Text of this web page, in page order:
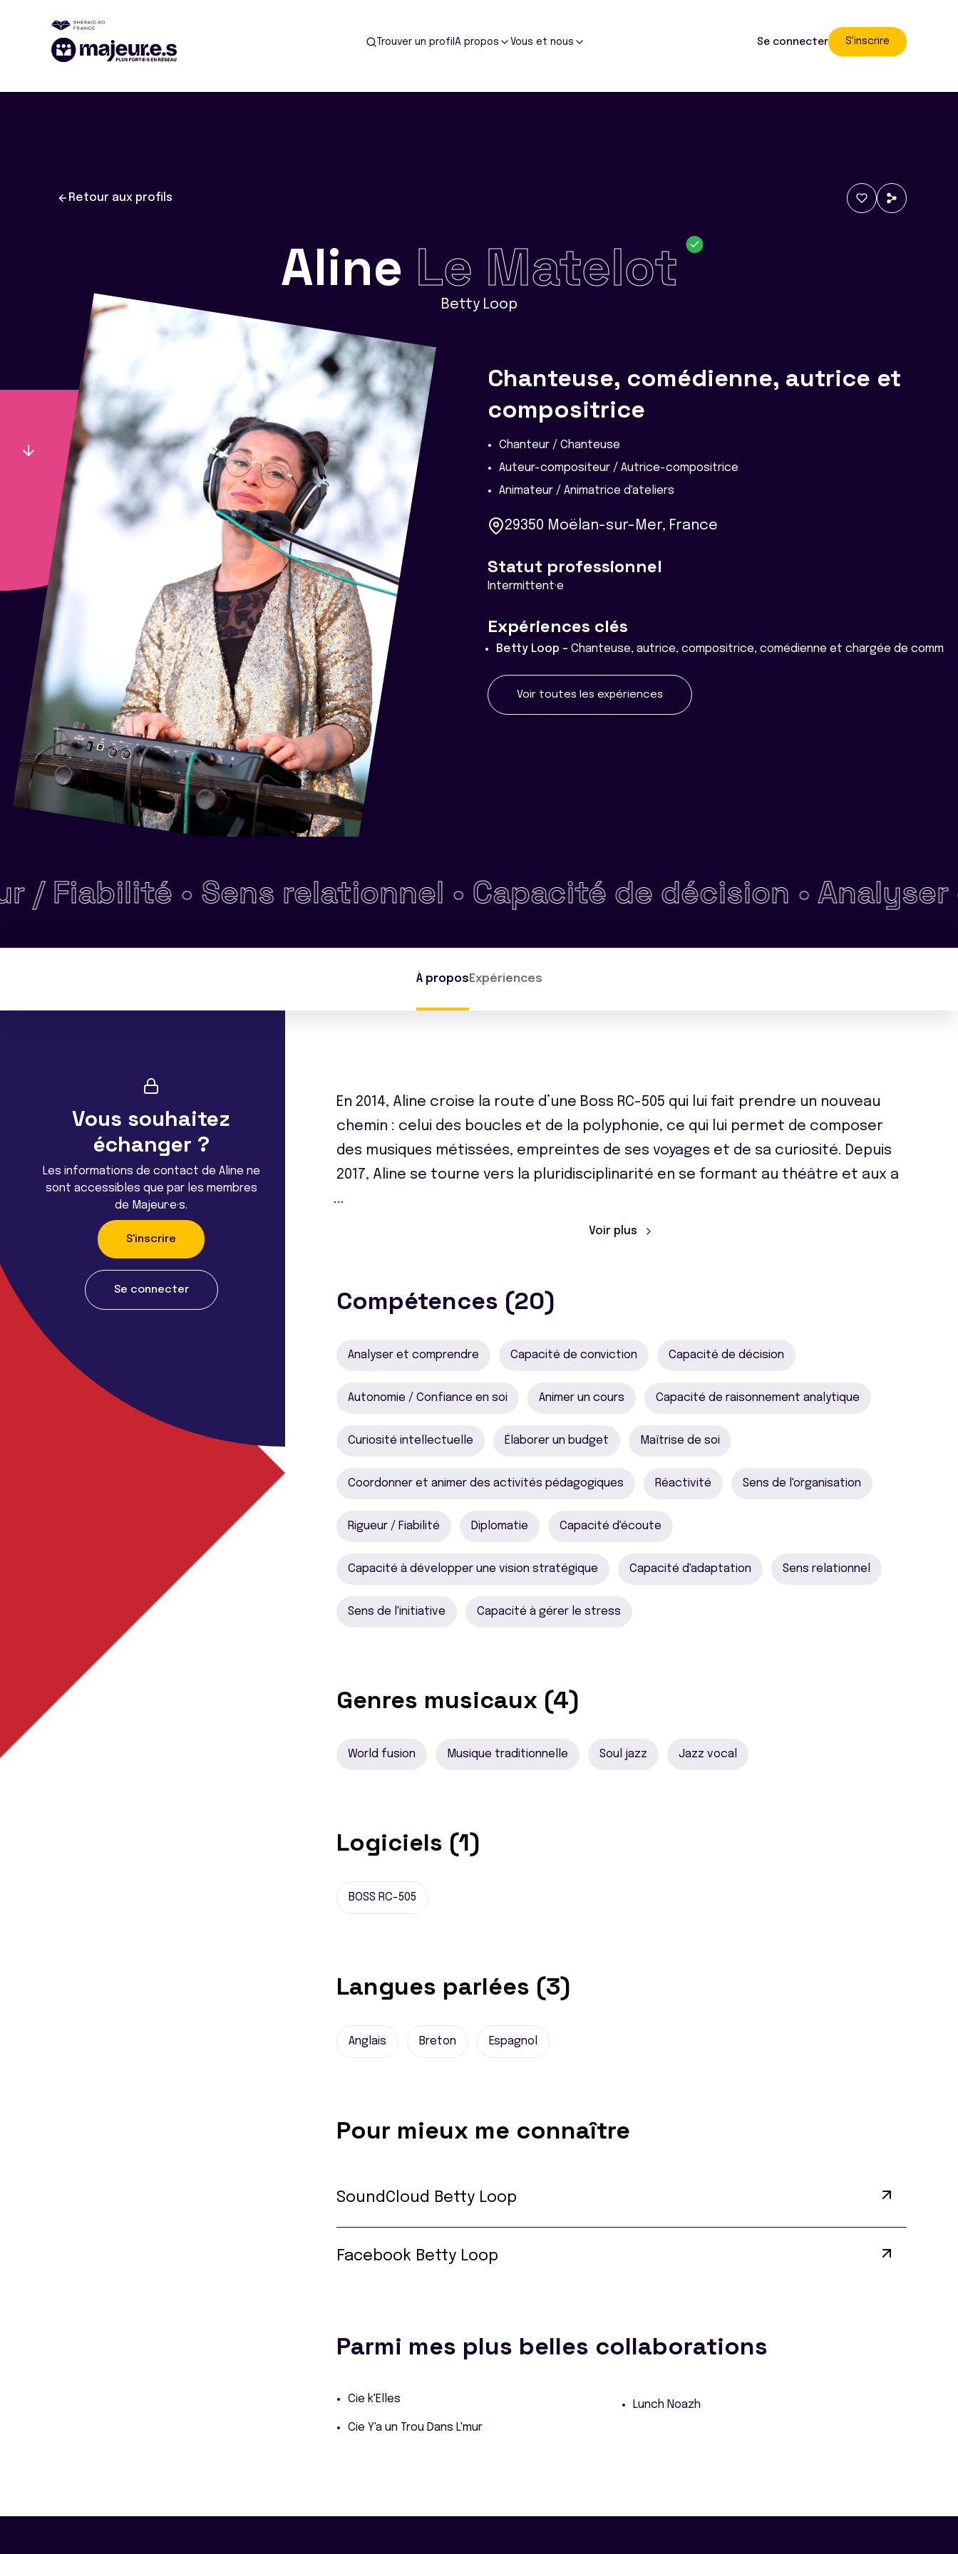
Trouver un profil A propos Vous et nous Se connecter S'inscrire
Retour aux profils
Aline Le Matelot
Betty Loop
Chanteuse, comédienne, autrice et
compositrice
Chanteur / Chanteuse
Auteur-compositeur / Autrice-compositrice
Animateur / Animatrice d'ateliers
29350 Moëlan-sur-Mer, France
Statut professionnel
Intermittent·e
Expériences clés
Betty Loop - Chanteuse, autrice, compositrice, comédienne et chargée de comm
Voir toutes les expériences
•Sens relationnel •Capacité de décision •Analyser et
À propos Expériences
Vous souhaitez
échanger ?
Les informations de contact de Aline ne
sont accessibles que par les membres
de Majeur·e·s.
S'inscrire
Se connecter
En 2014, Aline croise la route d’une Boss RC-505 qui lui fait prendre un nouveau
chemin : celui des boucles et de la polyphonie, ce qui lui permet de composer
des musiques métissées, empreintes de ses voyages et de sa curiosité. Depuis
2017, Aline se tourne vers la pluridisciplinarité en se formant au théâtre et aux a
...
Voir plus
Compétences (20)
Analyser et comprendre Capacité de conviction Capacité de décision
Autonomie / Confiance en soi Animer un cours Capacité de raisonnement analytique
Curiosité intellectuelle Élaborer un budget Maîtrise de soi
Coordonner et animer des activités pédagogiques Réactivité Sens de l'organisation
Rigueur / Fiabilité Diplomatie Capacité d'écoute
Capacité à développer une vision stratégique Capacité d'adaptation Sens relationnel
Sens de l'initiative Capacité à gérer le stress
Genres musicaux (4)
World fusion Musique traditionnelle Soul jazz Jazz vocal
Logiciels (1)
BOSS RC-505
Langues parlées (3)
Anglais Breton Espagnol
Pour mieux me connaître
SoundCloud Betty Loop
Facebook Betty Loop
Parmi mes plus belles collaborations
Cie k'Elles
Cie Y'a un Trou Dans L'mur
Lunch Noazh